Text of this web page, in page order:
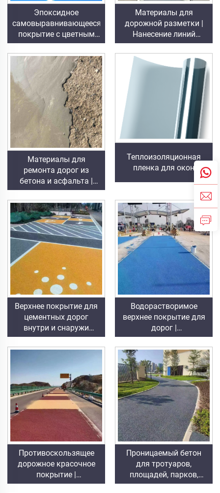
Эпоксидное
самовыравнивающееся
покрытие с цветным
песком | Для
коммерческих,
промышленных и
элитных жилых
объектов
Материалы для
дорожной разметки |
Нанесение линий
движения и дорожных
знаков на
асфальтобетонные и
цементобетонные
покрытия
Материалы для
ремонта дорог из
бетона и асфальта |
Восстановление
дефектов дорожного
полотна и обновление
его поверхности
Теплоизоляционная
пленка для окон
Верхнее покрытие для
цементных дорог
внутри и снаружи
помещений
(используется
праймером ST400),
асфальтовых дорог,
асфальтовой
гидроизоляции,
реконструкции на
основе силиконового
ПУ, ПМА, ЭПДМ,
эпоксидных оснований
на водной или
масляной основе,
мрамора, тротуарной
Водорастворимое
верхнее покрытие для
дорог |
Многофункциональное
цветное покрытие для
изменения оттенка
поверхностей внутри и
снаружи помещений
Противоскользящее
дорожное красочное
покрытие |
Многофункциональное
Проницаемый бетон
для тротуаров,
площадей, парков,
автостоянок и других